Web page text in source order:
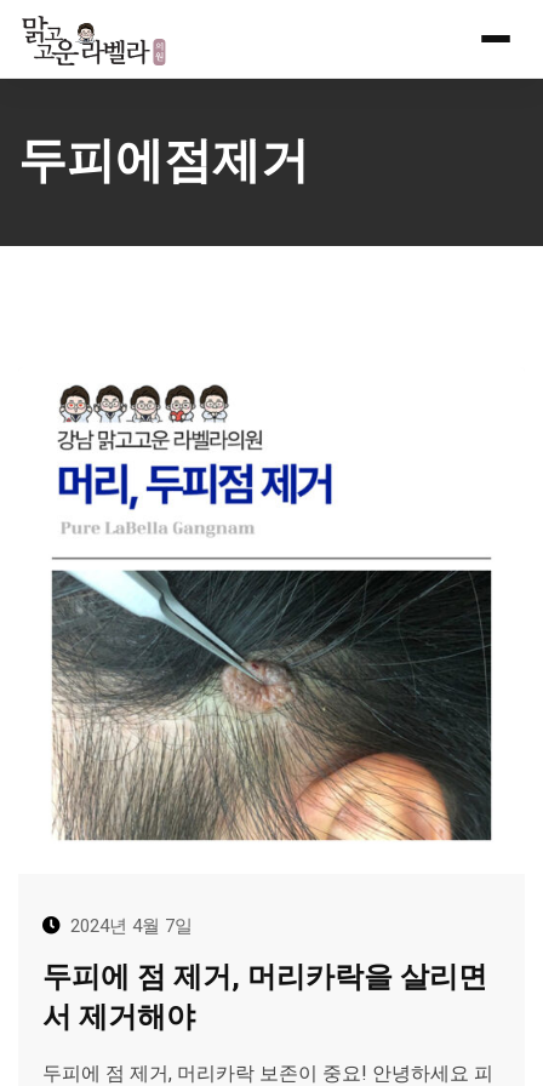
Skip
content
두피에점제거
2024년 4월 7일
두피에 점 제거, 머리카락을 살리면
서 제거해야
두피에 점 제거, 머리카락 보존이 중요! 안녕하세요 피